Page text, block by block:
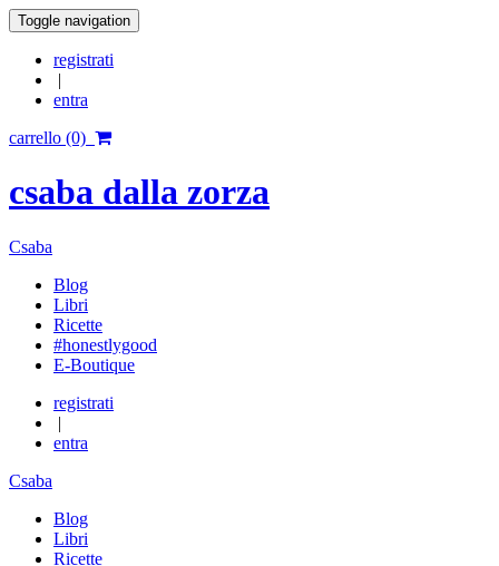
Toggle navigation
registrati
|
entra
carrello (0)
csaba dalla zorza
Csaba
Blog
Libri
Ricette
#honestlygood
E-Boutique
registrati
|
entra
Csaba
Blog
Libri
Ricette